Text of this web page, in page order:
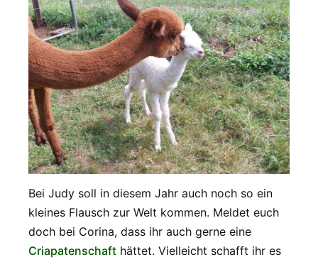
Bei Judy soll in diesem Jahr auch noch so ein
kleines Flausch zur Welt kommen. Meldet euch
doch bei Corina, dass ihr auch gerne eine
Criapatenschaft hättet. Vielleicht schafft ihr es